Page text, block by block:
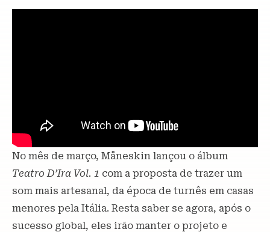
No mês de março, Måneskin lançou o álbum
Teatro D’Ira Vol. 1 com a proposta de trazer um
som mais artesanal, da época de turnês em casas
menores pela Itália. Resta saber se agora, após o
sucesso global, eles irão manter o projeto e